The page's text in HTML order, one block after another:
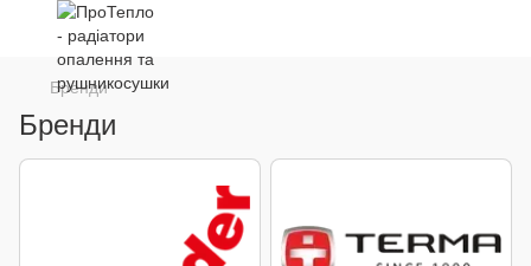
Бренди
Бренди